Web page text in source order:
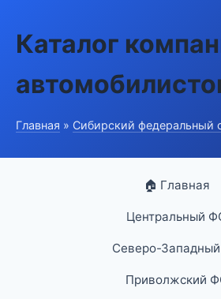
Каталог
Главная » Сибирский федеральный
🏠 Главная
Центральный
Северо-
Приволжский